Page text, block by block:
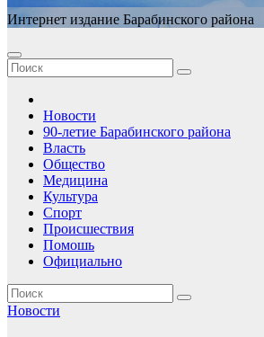
Интернет издание Барабинского района
Новости
90-летие Барабинского района
Власть
Общество
Медицина
Культура
Спорт
Происшествия
Помошь
Официально
Новости